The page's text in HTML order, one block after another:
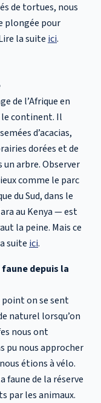
de tortues, nous
plongée pour
la suite ici.
de l’Afrique en
le continent. Il
d’acacias,
dorées et de
un arbre. Observer
comme le parc
du Sud, dans le
au Kenya — est
la peine. Mais ce
suite ici.
depuis la
point on se sent
naturel lorsqu’on
nous ont
pu nous approcher
étions à vélo.
faune de la réserve
par les animaux.